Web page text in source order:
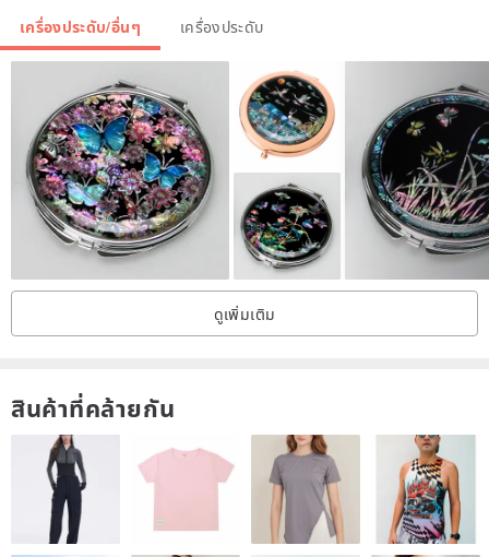
We carefully select hypoallergenic and skin-friendly materials like
316L surgical steel, 925 sterling silver, and 14K gold, adhering to
the craftsmanship standards of fine jewelry to create pieces
suitable for everyday wear.
MIESTILO translates to "My Style" in Spanish. Our aspiration is that
each piece of jewelry, from earrings to rings and necklaces,
transcends fleeting trends or overt luxury. We emphasize the
creation of personal style and refined details that elevate the
ordinary, adding highlights to a beautiful life. Making jewelry for
เครื่องประดับ/อื่นๆ เครื่องประดับ
ดูเพิ่มเติม
สินค้าที่คล้ายกัน